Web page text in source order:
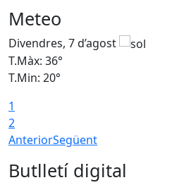
Meteo
Divendres, 7 d’agost
T.Màx: 36°
T.Min: 20°
1
2
AnteriorSegüent
Butlletí digital